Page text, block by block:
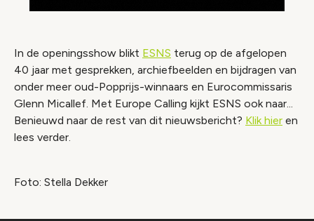
In de openingsshow blikt ESNS terug op de afgelopen
40 jaar met gesprekken, archiefbeelden en bijdragen van
onder meer oud-Popprijs-winnaars en Eurocommissaris
Glenn Micallef. Met Europe Calling kijkt ESNS ook naar...
Benieuwd naar de rest van dit nieuwsbericht? Klik hier en
lees verder.
Foto: Stella Dekker